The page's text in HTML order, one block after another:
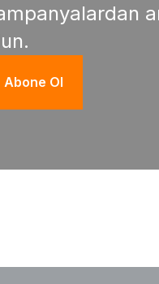
Abone Ol